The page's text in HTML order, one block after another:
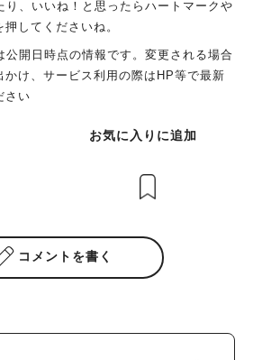
、いいね！と思ったらハートマークや
してくださいね。
開日時点の情報です。変更される場合
かけ、サービス利用の際はHP等で最新
さい
お気に入りに追加
コメントを書く